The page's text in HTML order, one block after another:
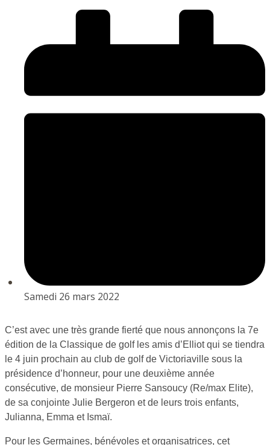
Samedi 26 mars 2022
C’est avec une très grande fierté que nous annonçons la 7e
édition de la Classique de golf les amis d’Elliot qui se tiendra
le 4 juin prochain au club de golf de Victoriaville sous la
présidence d’honneur, pour une deuxième année
consécutive, de monsieur Pierre Sansoucy (Re/max Elite),
de sa conjointe Julie Bergeron et de leurs trois enfants,
Julianna, Emma et Ismaï.
Pour les Germaines, bénévoles et organisatrices, cet